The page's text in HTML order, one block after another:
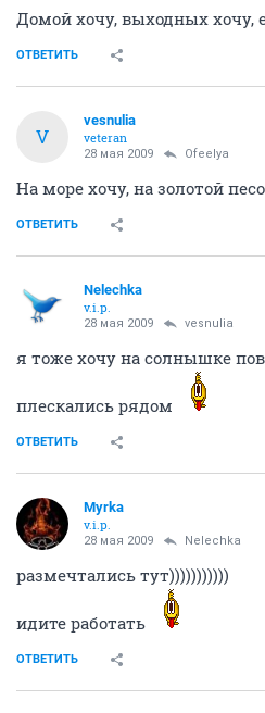
Домой хочу, выходных хочу,
ОТВЕТИТЬ
V
vesnulia
veteran
28 мая 2009 Ofeelya
На море хочу, на золотой
ОТВЕТИТЬ
Nelechka
v.i.p.
28 мая 2009 vesnulia
я тоже хочу на солнышке
плескались рядом
ОТВЕТИТЬ
Myrka
v.i.p.
28 мая 2009 Nelechka
размечтались тут)))))))))))
идите работать
ОТВЕТИТЬ